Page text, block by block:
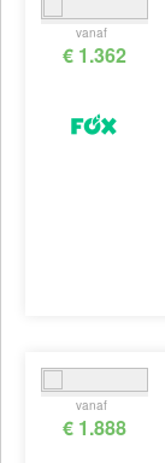
vanaf
€ 1.362
vanaf
€ 1.888